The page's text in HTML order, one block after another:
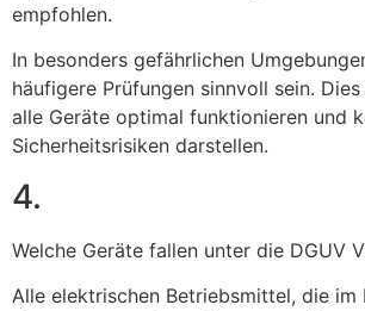
empfohlen.
In besonders gefährlichen
häufigere Prüfungen sinnvoll sein.
alle Geräte optimal funktionieren und
Sicherheitsrisiken darstellen.
4.
Welche Geräte fallen unter die DGUV
Alle elektrischen Betriebsmittel, die im